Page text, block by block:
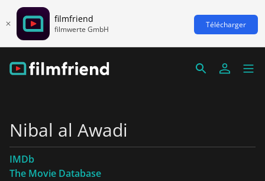
filmfriend
filmwerte GmbH Télécharger
Nibal al Awadi
IMDb
The Movie Database